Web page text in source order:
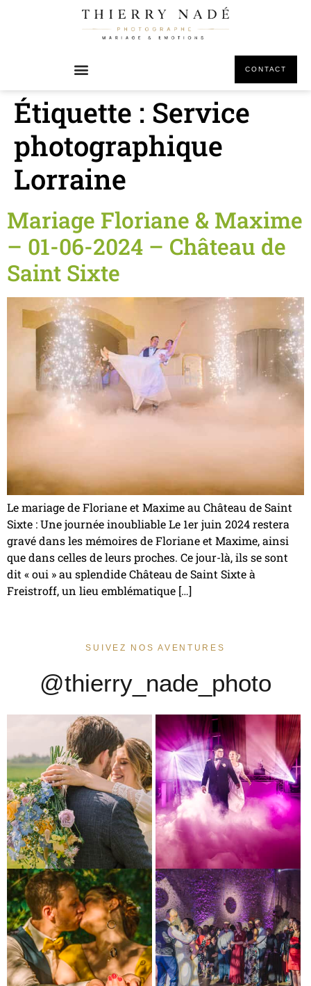
CONTACT
Étiquette : Service
photographique
Lorraine
Mariage Floriane & Maxime
– 01-06-2024 – Château de
Saint Sixte
Le mariage de Floriane et Maxime au Château de Saint
Sixte : Une journée inoubliable Le 1er juin 2024 restera
gravé dans les mémoires de Floriane et Maxime, ainsi
que dans celles de leurs proches. Ce jour-là, ils se sont
dit « oui » au splendide Château de Saint Sixte à
Freistroff, un lieu emblématique […]
SUIVEZ NOS AVENTURES
@thierry_nade_photo